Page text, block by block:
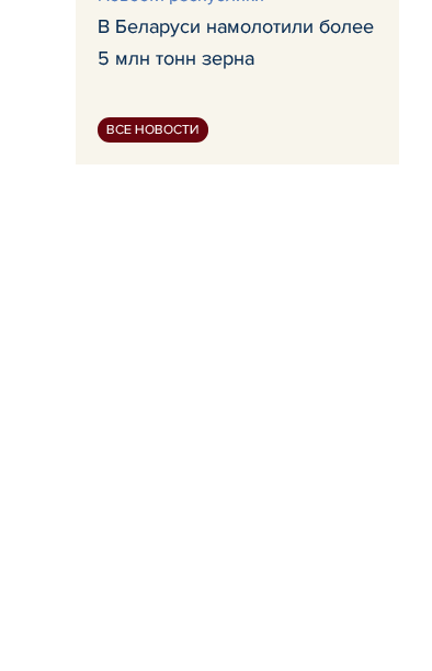
В Беларуси намолотили более
5 млн тонн зерна
ВСЕ НОВОСТИ